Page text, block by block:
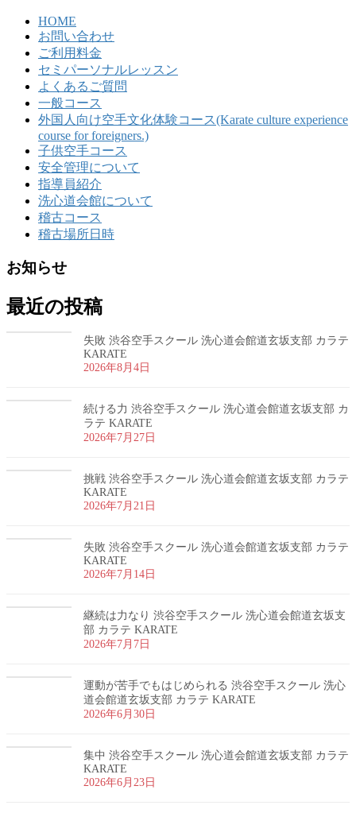
HOME
お問い合わせ
ご利用料金
セミパーソナルレッスン
よくあるご質問
一般コース
外国人向け空手文化体験コース(Karate culture experience
course for foreigners.)
子供空手コース
安全管理について
指導員紹介
洗心道会館について
稽古コース
稽古場所日時
お知らせ
最近の投稿
失敗 渋谷空手スクール 洗心道会館道玄坂支部 カラテ
KARATE
2026年8月4日
続ける力 渋谷空手スクール 洗心道会館道玄坂支部 カ
ラテ KARATE
2026年7月27日
挑戦 渋谷空手スクール 洗心道会館道玄坂支部 カラテ
KARATE
2026年7月21日
失敗 渋谷空手スクール 洗心道会館道玄坂支部 カラテ
KARATE
2026年7月14日
継続は力なり 渋谷空手スクール 洗心道会館道玄坂支
部 カラテ KARATE
2026年7月7日
運動が苦手でもはじめられる 渋谷空手スクール 洗心
道会館道玄坂支部 カラテ KARATE
2026年6月30日
集中 渋谷空手スクール 洗心道会館道玄坂支部 カラテ
KARATE
2026年6月23日